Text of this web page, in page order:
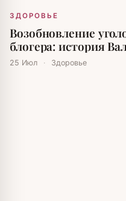
ЗДОРОВЬЕ
Возобновление
блогера: история
25 Июл · Здоровье